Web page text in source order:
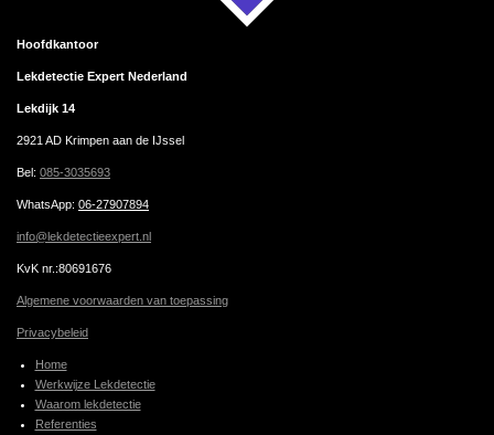
Hoofdkantoor
Lekdetectie Expert Nederland
Lekdijk 14
2921 AD Krimpen aan de IJssel
Bel: 085-3035693
WhatsApp: 06-27907894
info@lekdetectieexpert.nl
KvK nr.:80691676
Algemene voorwaarden van toepassing
Privacybeleid
Home
Werkwijze Lekdetectie
Waarom lekdetectie
Referenties